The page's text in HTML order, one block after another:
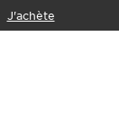
J'achète